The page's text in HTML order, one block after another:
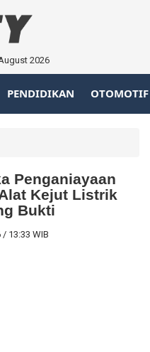
2026
PENDIDIKAN OTOMOTIF
Penganiayaan
Kejut Listrik
Bukti
/ 13:33 WIB